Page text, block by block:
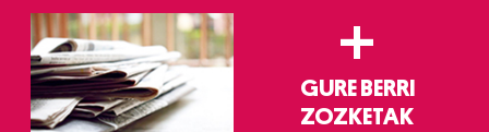
+
GURE BERRI
ZOZKETAK